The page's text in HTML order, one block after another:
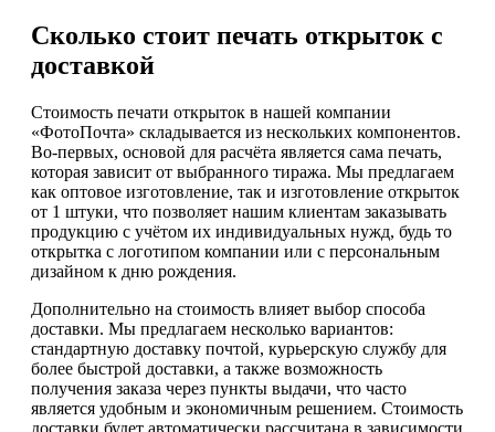
Сколько стоит печать открыток с
доставкой
Стоимость печати открыток в нашей компании
«ФотоПочта» складывается из нескольких компонентов.
Во-первых, основой для расчёта является сама печать,
которая зависит от выбранного тиража. Мы предлагаем
как оптовое изготовление, так и изготовление открыток
от 1 штуки, что позволяет нашим клиентам заказывать
продукцию с учётом их индивидуальных нужд, будь то
открытка с логотипом компании или с персональным
дизайном к дню рождения.
Дополнительно на стоимость влияет выбор способа
доставки. Мы предлагаем несколько вариантов:
стандартную доставку почтой, курьерскую службу для
более быстрой доставки, а также возможность
получения заказа через пункты выдачи, что часто
является удобным и экономичным решением. Стоимость
доставки будет автоматически рассчитана в зависимости